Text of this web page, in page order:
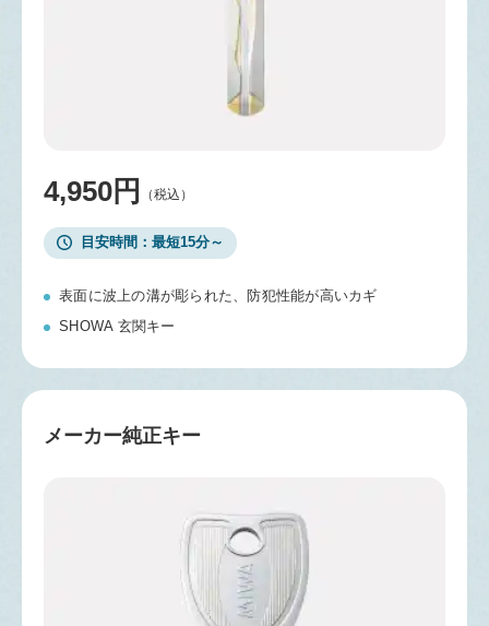
4,950円 （税込）
目安時間 最短15分～
表面に波上の溝が彫られた、防犯性能が高いカギ
SHOWA 玄関キー
メーカー純正キー